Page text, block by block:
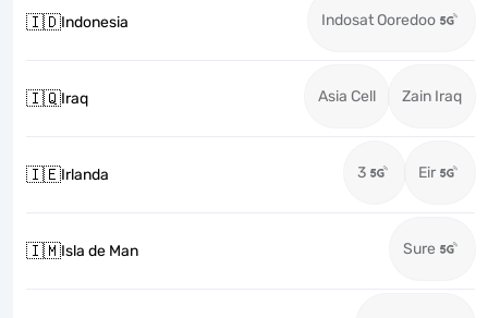
🇮🇩Indonesia Indosat Ooredoo
🇮🇶Iraq Asia Cell Zain Iraq
🇮🇪Irlanda 3 Eir
🇮🇲Isla de Man Sure